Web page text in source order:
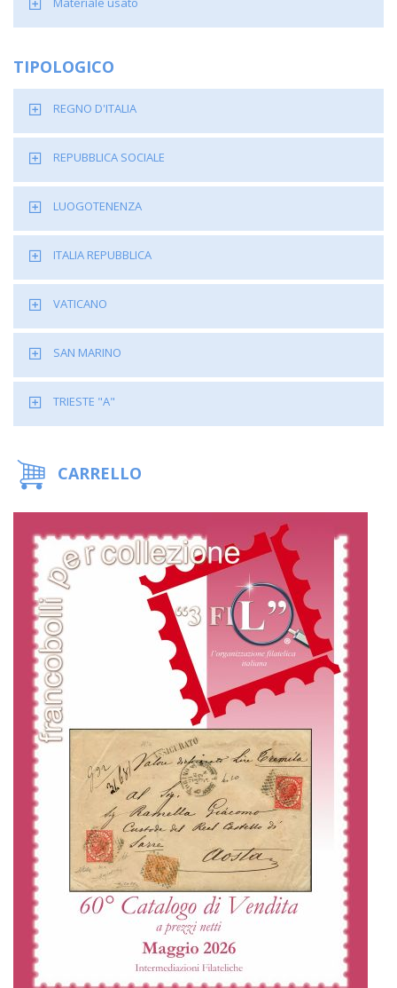
TIPOLOGICO
REGNO D'ITALIA
REPUBBLICA SOCIALE
LUOGOTENENZA
ITALIA REPUBBLICA
VATICANO
SAN MARINO
TRIESTE "A"
CARRELLO